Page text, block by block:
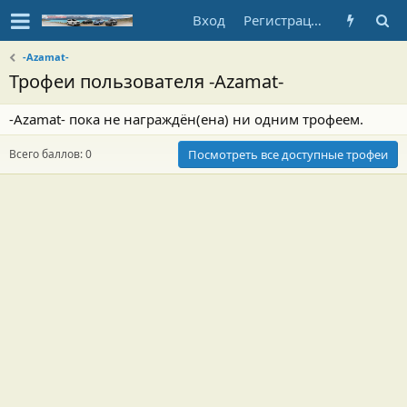
Вход Регистрация
-Azamat-
Трофеи пользователя -Azamat-
-Azamat- пока не награждён(ена) ни одним трофеем.
Всего баллов: 0 Посмотреть все доступные трофеи